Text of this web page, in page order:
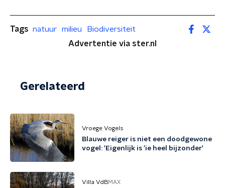
Tags natuur milieu
Biodiversiteit
Advertentie via ster.nl
Gerelateerd
Vroege Vogels
Blauwe reiger is niet een doodgewone
vogel: 'Eigenlijk is 'ie heel bijzonder'
Villa VdBMAX